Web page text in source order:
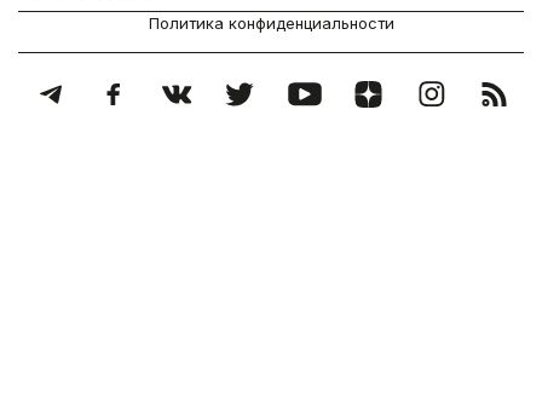
Политика конфиденциальности